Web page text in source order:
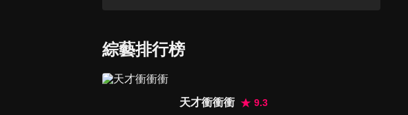
第97集 老天爺啊!! 這麼天兵也
綜藝排行榜
天才衝衝衝
9.3